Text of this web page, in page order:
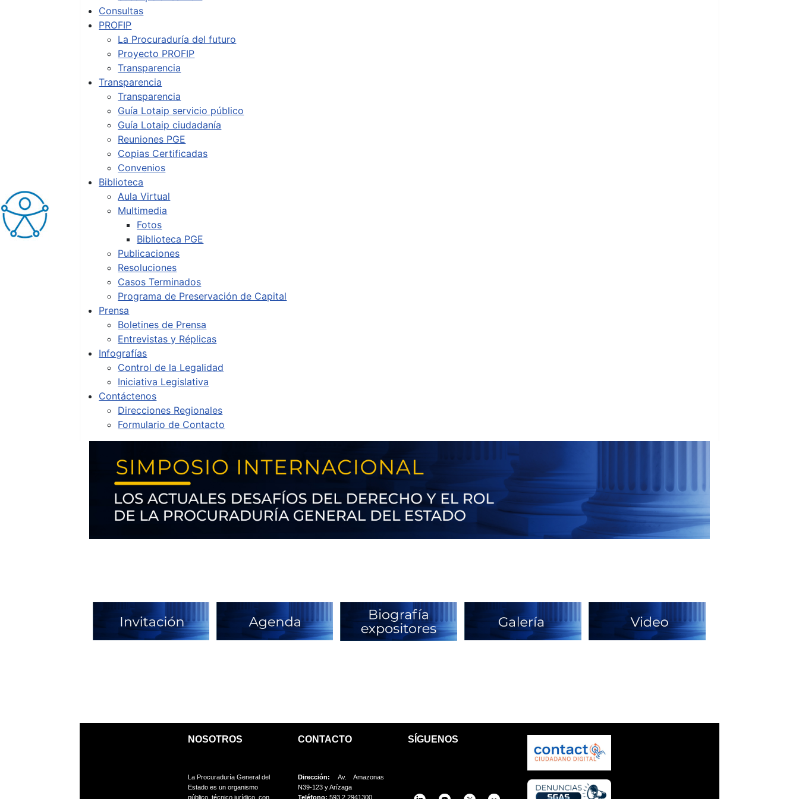
Consultas
PROFIP
La Procuraduría del futuro
Proyecto PROFIP
Transparencia
Transparencia
Transparencia
Guía Lotaip servicio público
Guía Lotaip ciudadanía
Reuniones PGE
Copias Certificadas
Convenios
Biblioteca
Aula Virtual
Multimedia
Fotos
Biblioteca PGE
Publicaciones
Resoluciones
Casos Terminados
Programa de Preservación de Capital
Prensa
Boletines de Prensa
Entrevistas y Réplicas
Infografías
Control de la Legalidad
Iniciativa Legislativa
Contáctenos
Direcciones Regionales
Formulario de Contacto
NOSOTROS
La Procuraduría General del
Estado es un organismo
público, técnico jurídico, con
CONTACTO
Dirección: Av. Amazonas
N39-123 y Arízaga
Teléfono: 593 2 2941300
SÍGUENOS